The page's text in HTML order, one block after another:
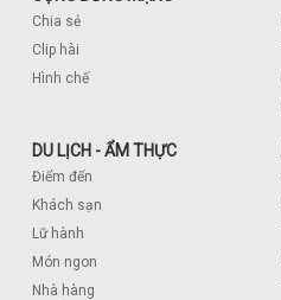
Chia sẻ
Clip hài
Hình chế
DU LỊCH - ẨM THỰC
Điểm đến
Khách sạn
Lữ hành
Món ngon
Nhà hàng